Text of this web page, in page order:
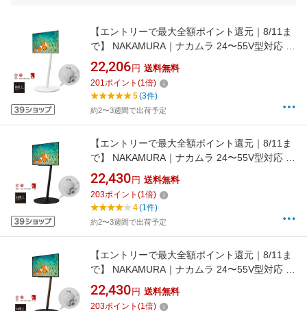
【エントリーで最大全額ポイント還元｜8/11ま
で】 NAKAMURA｜ナカムラ 24〜55V型対応 テ
レビスタンド WALL A2 ロータイプ サテンホワ
イト WLTVL4111
22,206 円 送料無料
201ポイント (1倍)
5(3件)
約2〜3週間で出荷予定
【エントリーで最大全額ポイント還元｜8/11ま
で】 NAKAMURA｜ナカムラ 24〜55V型対応 テ
レビスタンド WALL A2 ロータイプ サテンブラ
ック WLTVL4119
22,430 円 送料無料
203ポイント (1倍)
4(1件)
約2〜3週間で出荷予定
【エントリーで最大全額ポイント還元｜8/11ま
で】 NAKAMURA｜ナカムラ 24〜55V型対応 テ
レビスタンド WALL A2 ロータイプ ウォールナ
ット WLTVL4238
22,430 円 送料無料
203ポイント (1倍)